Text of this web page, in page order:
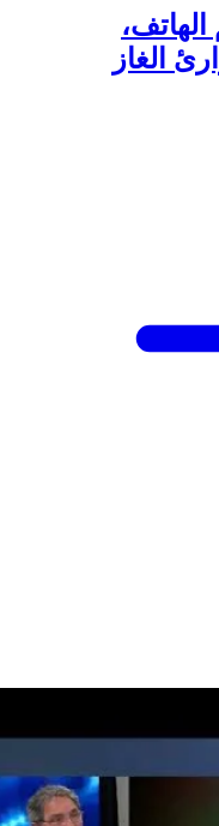
2026 : رقم الهاتف،
الغاز